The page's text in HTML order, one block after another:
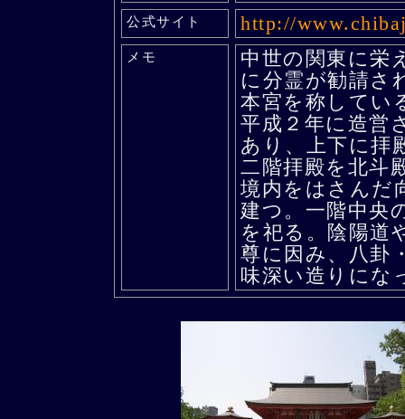
公式サイト http://
メモ
中世の関東に栄
に分霊が勧請さ
本宮を称してい
平成２年に造営
あり、上下に拝
二階拝殿を北斗
境内をはさんだ
建つ。一階中央
を祀る。陰陽道
尊に因み、八卦
味深い造りにな